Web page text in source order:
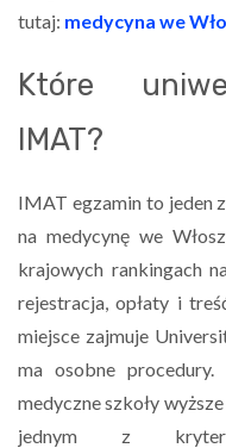
tutaj: medycyna we
Które
IMAT?
IMAT egzamin to jeden
na medycynę we
krajowych rankingach
rejestracja, opłaty i
miejsce zajmuje
ma osobne
medyczne szkoły
jednym z